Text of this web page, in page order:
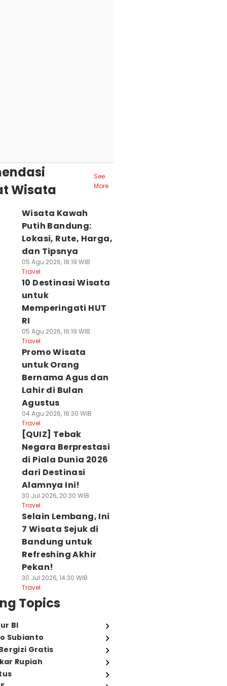
Wisata
See
More
Wisata Kawah
Putih Bandung:
Lokasi, Rute, Harga,
dan Tipsnya
05 Agu 2026, 18:19 WIB
Travel
10 Destinasi Wisata
untuk
Memperingati HUT
RI
05 Agu 2026, 16:19 WIB
Travel
Promo Wisata
untuk Orang
Bernama Agus dan
Lahir di Bulan
Agustus
04 Agu 2026, 16:30 WIB
Travel
[QUIZ] Tebak
Negara Berprestasi
di Piala Dunia 2026
dari Destinasi
Alamnya Ini!
30 Jul 2026, 20:30 WIB
Travel
Selain Lembang, Ini
7 Wisata Sejuk di
Bandung untuk
Refreshing Akhir
Pekan!
30 Jul 2026, 14:30 WIB
Travel
Topics
BI
Subianto
Gratis
Rupiah